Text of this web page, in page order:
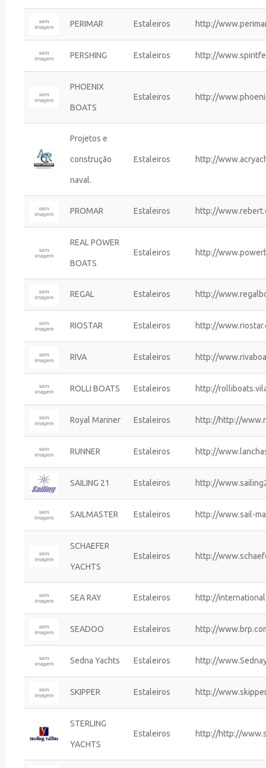
PERIMAR Estaleiros http://
PERSHING Estaleiros http://
PHOENIX
BOATS
Estaleiros http://
Projetos e
construção
naval.
Estaleiros http://
PROMAR Estaleiros http://
REAL POWER
BOATS
Estaleiros http://
REGAL Estaleiros http://
RIOSTAR Estaleiros http://
RIVA Estaleiros http://
ROLLI BOATS Estaleiros http://
Royal Mariner Estaleiros http://http://
RUNNER Estaleiros http://
SAILING 21 Estaleiros http://
SAILMASTER Estaleiros http://www.sail-
SCHAEFER
YACHTS
Estaleiros http://
SEA RAY Estaleiros http://
SEADOO Estaleiros http://
Sedna Yachts Estaleiros http://
SKIPPER Estaleiros http://
STERLING
YACHTS
Estaleiros http://http://